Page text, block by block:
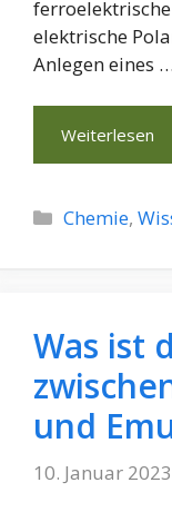
elektrische
Anlegen eines …
Weiterlesen
Kategorien
Chemie,
Was ist
und
10. Januar 2023